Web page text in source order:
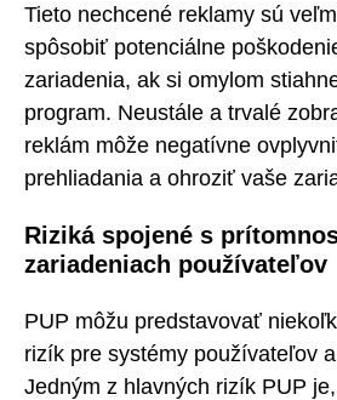
Tieto nechcené reklamy sú
spôsobiť potenciálne
zariadenia, ak si omylom
program. Neustále a trvalé
reklám môže negatívne
prehliadania a ohroziť vaše
Riziká spojené s
zariadeniach používateľov
PUP môžu predstavovať
rizík pre systémy používateľov
Jedným z hlavných rizík PUP